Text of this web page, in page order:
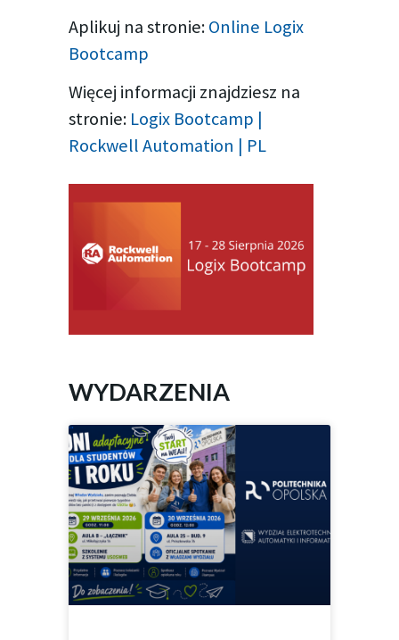
Aplikuj na stronie:Online Logix
Bootcamp
Więcej informacji znajdziesz na
stronie: Logix Bootcamp |
Rockwell Automation | PL
WYDARZENIA